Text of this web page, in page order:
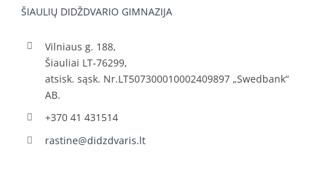
ŠIAULIŲ DIDŽDVARIO GIMNAZIJA
Vilniaus g. 188,
Šiauliai LT-76299,
atsisk. sąsk. Nr.LT507300010002409897 „Swedbank“
AB.
+370 41 431514
rastine@didzdvaris.lt